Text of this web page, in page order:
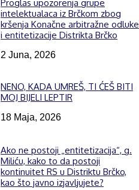
Proglas upozorenja grupe
intelektualaca iz Brčkom zbog
kršenja Konačne arbitražne odluke
i entitetizacije Distrikta Brčko
2 Juna, 2026
NENO, KADA UMREŠ, TI ĆEŠ BITI
MOJ BIJELI LEPTIR
18 Maja, 2026
Ako ne postoji „entitetizacija“, g.
Miliću, kako to da postoji
kontinuitet RS u Distriktu Brčko,
kao što javno izjavljujete?